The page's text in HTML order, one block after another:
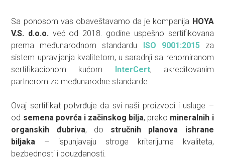
Sa ponosom vas obaveštavamo da je kompanija HOYA
V.S. d.o.o. već od 2018. godine uspešno sertifikovana
prema međunarodnom standardu ISO 9001:2015za
sistem upravljanja kvalitetom, u saradnji sa renomiranom
sertifikacionom kućom InterCert, akreditovanim
partnerom za međunarodne standarde.
Ovaj sertifikat potvrđuje da svi naši proizvodi i usluge –
od semena povrća i začinskog bilja, preko mineralnih i
organskih đubriva, do stručnih planova ishrane
biljaka – ispunjavaju stroge kriterijume kvaliteta,
bezbednosti i pouzdanosti.